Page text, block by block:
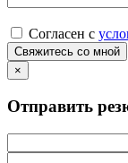
Согласен с
×
Отправить